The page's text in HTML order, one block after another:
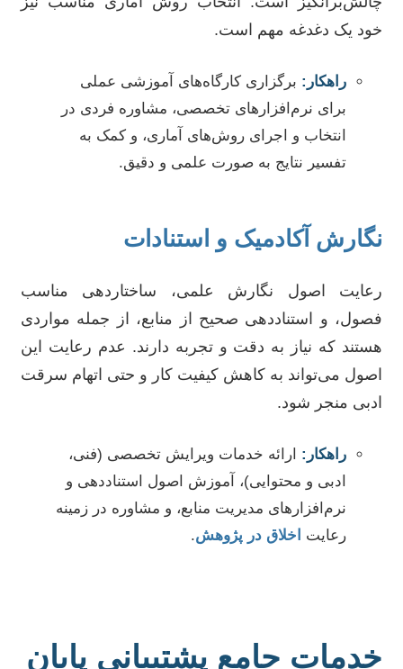
خود یک دغدغه مهم است.
راهکار: برگزاری کارگاه‌های آموزشی عملی
برای نرم‌افزارهای تخصصی، مشاوره فردی در
انتخاب و اجرای روش‌های آماری، و کمک به
تفسیر نتایج به صورت علمی و دقیق.
نگارش آکادمیک و استنادات
رعایت اصول نگارش علمی، ساختاردهی مناسب
فصول، و استناددهی صحیح از منابع، از جمله مواردی
هستند که نیاز به دقت و تجربه دارند. عدم رعایت این
اصول می‌تواند به کاهش کیفیت کار و حتی اتهام سرقت
ادبی منجر شود.
راهکار: ارائه خدمات ویرایش تخصصی (فنی،
ادبی و محتوایی)، آموزش اصول استناددهی و
نرم‌افزارهای مدیریت منابع، و مشاوره در زمینه
رعایت
اخلاق در پژوهش.
خدمات جامع پشتیبانی پایان